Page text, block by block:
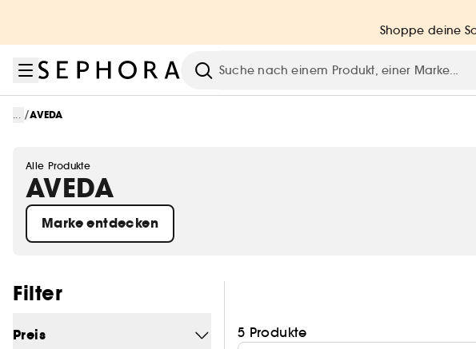
Shoppe deine
Suche
... /AVEDA
Alle Produkte
AVEDA
Marke entdecken
Filter
Preis 5 Produkte